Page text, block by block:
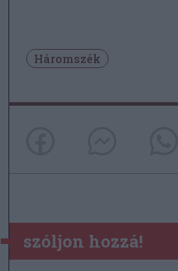
Háromszék
szóljon hozzá!